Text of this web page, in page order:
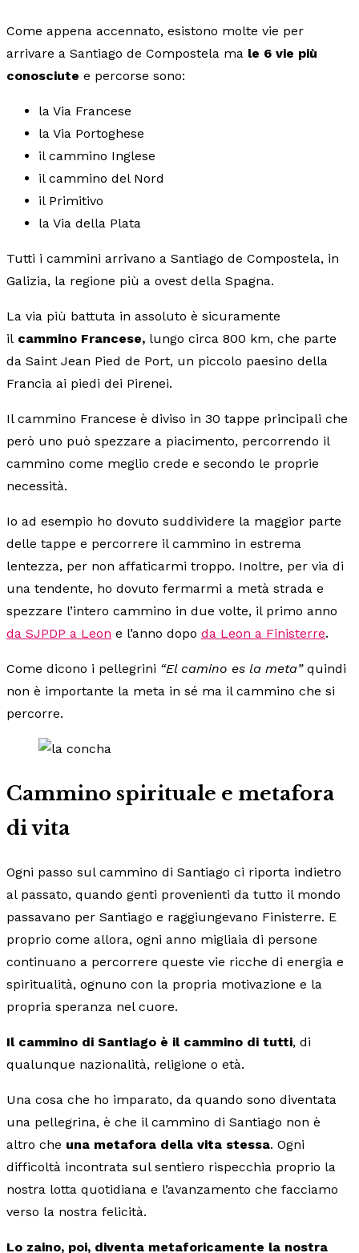
Come appena accennato, esistono molte vie per
arrivare a Santiago de Compostela ma le 6 vie più
conosciute e percorse sono:
la Via Francese
la Via Portoghese
il cammino Inglese
il cammino del Nord
il Primitivo
la Via della Plata
Tutti i cammini arrivano a Santiago de Compostela, in
Galizia, la regione più a ovest della Spagna.
La via più battuta in assoluto è sicuramente
il cammino Francese, lungo circa 800 km, che parte
da Saint Jean Pied de Port, un piccolo paesino della
Francia ai piedi dei Pirenei.
Il cammino Francese è diviso in 30 tappe principali che
però uno può spezzare a piacimento, percorrendo il
cammino come meglio crede e secondo le proprie
necessità.
Io ad esempio ho dovuto suddividere la maggior parte
delle tappe e percorrere il cammino in estrema
lentezza, per non affaticarmi troppo. Inoltre, per via di
una tendente, ho dovuto fermarmi a metà strada e
spezzare l’intero cammino in due volte, il primo anno
da SJPDP a Leon e l’anno dopo da Leon a Finisterre.
Come dicono i pellegrini “El camino es la meta”quindi
non è importante la meta in sé ma il cammino che si
percorre.
Cammino spirituale e metafora
di vita
Ogni passo sul cammino di Santiago ci riporta indietro
al passato, quando genti provenienti da tutto il mondo
passavano per Santiago e raggiungevano Finisterre. E
proprio come allora, ogni anno migliaia di persone
continuano a percorrere queste vie ricche di energia e
spiritualità, ognuno con la propria motivazione e la
propria speranza nel cuore.
Il cammino di Santiago è il cammino di tutti, di
qualunque nazionalità, religione o età.
Una cosa che ho imparato, da quando sono diventata
una pellegrina, è che il cammino di Santiago non è
altro che una metafora della vita stessa. Ogni
difficoltà incontrata sul sentiero rispecchia proprio la
nostra lotta quotidiana e l’avanzamento che facciamo
verso la nostra felicità.
Lo zaino, poi, diventa metaforicamente la nostra